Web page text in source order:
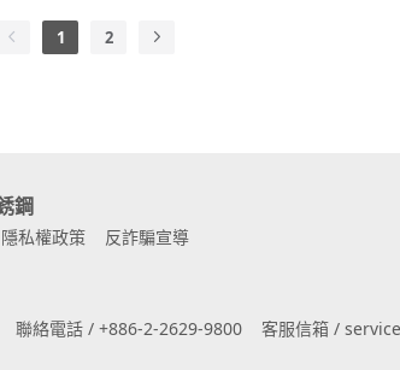
1 2
鋼
隱私權政策 反詐騙宣導
聯絡電話 / +886-2-2629-9800
客服信箱 /